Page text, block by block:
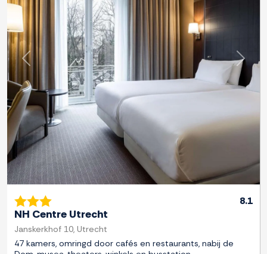
Previous Next
8.1
NH Centre Utrecht
Janskerkhof 10, Utrecht
47 kamers, omringd door cafés en restaurants, nabij de